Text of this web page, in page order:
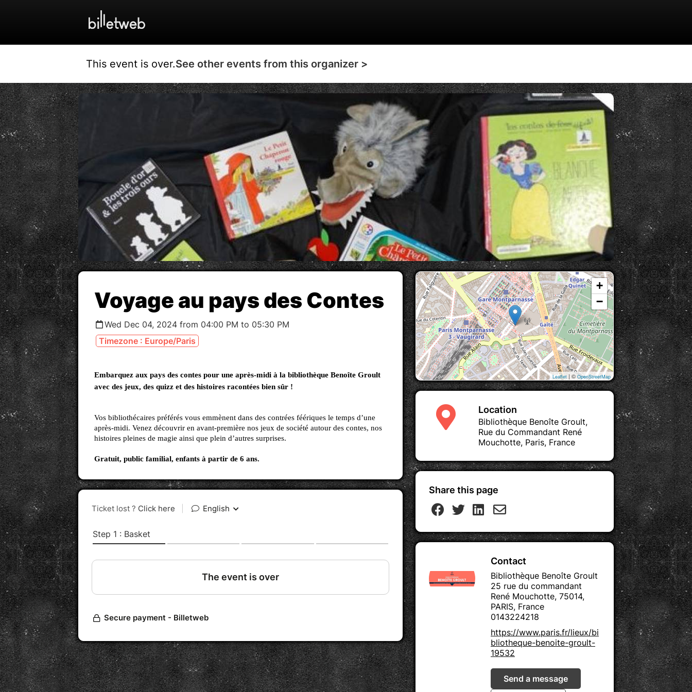
This event is over.See other events from this organizer >
Voyage au pays des Contes
Wed Dec 04, 2024 from 04:00 PM to 05:30 PM
Timezone : Europe/Paris
Embarquez aux pays des contes pour une après-midi à la bibliothèque Benoîte Groult
avec des jeux, des quizz et des histoires racontées bien sûr !
Vos bibliothécaires préférés vous emmènent dans des contrées féériques le temps d’une
après-midi. Venez découvrir en avant-première nos jeux de société autour des contes, nos
histoires pleines de magie ainsi que plein d’autres surprises.
Gratuit, public familial, enfants à partir de 6 ans.
+
−
Leaflet | ©OpenStreetMap
Location
Bibliothèque Benoîte Groult,
Rue du Commandant René
Mouchotte, Paris, France
Share this page
Contact
Bibliothèque Benoîte Groult
25 rue du commandant
René Mouchotte, 75014,
PARIS, France
0143224218
https://www.paris.fr/lieux/bi
bliotheque-benoite-groult-
19532
Send a message